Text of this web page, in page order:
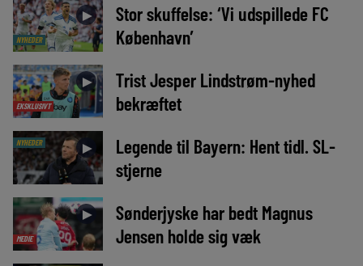
NYHEDER
►
Stor skuffelse: ‘Vi udspillede FC
København’
EKSKLUSIVT
►
Trist Jesper Lindstrøm-nyhed
bekræftet
NYHEDER ►
Legende til Bayern: Hent tidl. SL-
stjerne
MEDIE
►
Sønderjyske har bedt Magnus
Jensen holde sig væk